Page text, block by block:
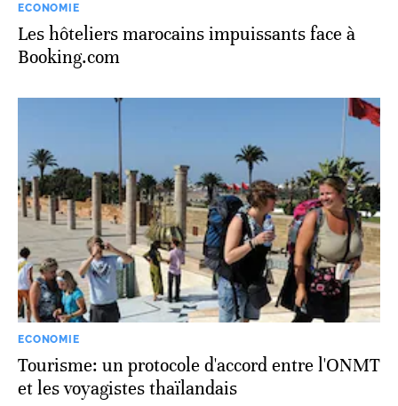
ECONOMIE
Les hôteliers marocains impuissants face à
Booking.com
ECONOMIE
Tourisme: un protocole d'accord entre l'ONMT
et les voyagistes thaïlandais